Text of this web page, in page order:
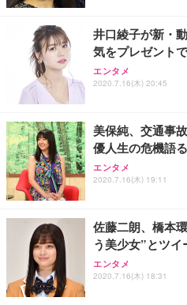
務用 おしゃれ パソ
ANDWINT オフィス
ッシュ 通気性 ラン
ス圧無段階昇降 360
【MiniLED/
HOOTER Gaming
グモニター QD 24.5
アイリスオーヤマ
ュラー 200枚入【
井口綾子が新・
気をプレゼント
エンタメ
2020.7.16(木) 20:45
美保純、交通事
優人生の危機語る
エンタメ
2020.7.16(木) 19:11
佐藤二朗、橋本
う美少女”とツ
エンタメ
2020.7.16(木) 18:31